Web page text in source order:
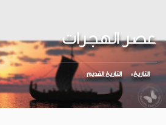
عصر الهجرات
التاريخ التاريخ القديم